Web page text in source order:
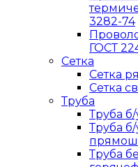
3282-74
ГОСТ
Сетка
Сетка
Сетка
Труба
Труба
Труба
Труба